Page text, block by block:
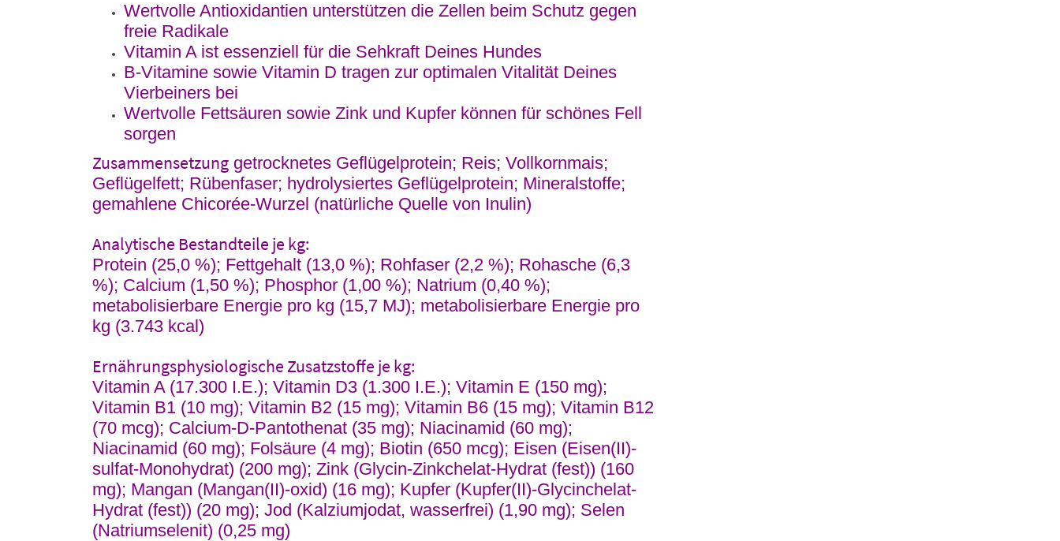
Wertvolle Antioxidantien unterstützen die Zellen beim Schutz gegen
freie Radikale
Vitamin A ist essenziell für die Sehkraft Deines Hundes
B-Vitamine sowie Vitamin D tragen zur optimalen Vitalität Deines
Vierbeiners bei
Wertvolle Fettsäuren sowie Zink und Kupfer können für schönes Fell
sorgen
Zusammensetzung getrocknetes Geflügelprotein; Reis; Vollkornmais;
Geflügelfett; Rübenfaser; hydrolysiertes Geflügelprotein; Mineralstoffe;
gemahlene Chicorée-Wurzel (natürliche Quelle von Inulin)
Analytische Bestandteile je kg:
Protein (25,0 %); Fettgehalt (13,0 %); Rohfaser (2,2 %); Rohasche (6,3
%); Calcium (1,50 %); Phosphor (1,00 %); Natrium (0,40 %);
metabolisierbare Energie pro kg (15,7 MJ); metabolisierbare Energie pro
kg (3.743 kcal)
Ernährungsphysiologische Zusatzstoffe je kg:
Vitamin A (17.300 I.E.); Vitamin D3 (1.300 I.E.); Vitamin E (150 mg);
Vitamin B1 (10 mg); Vitamin B2 (15 mg); Vitamin B6 (15 mg); Vitamin B12
(70 mcg); Calcium-D-Pantothenat (35 mg); Niacinamid (60 mg);
Niacinamid (60 mg); Folsäure (4 mg); Biotin (650 mcg); Eisen (Eisen(II)-
sulfat-Monohydrat) (200 mg); Zink (Glycin-Zinkchelat-Hydrat (fest)) (160
mg); Mangan (Mangan(II)-oxid) (16 mg); Kupfer (Kupfer(II)-Glycinchelat-
Hydrat (fest)) (20 mg); Jod (Kalziumjodat, wasserfrei) (1,90 mg); Selen
(Natriumselenit) (0,25 mg)